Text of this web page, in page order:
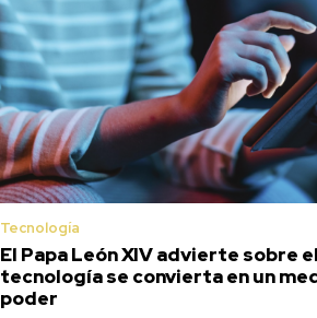
Tecnología
El Papa León XIV advierte sobre
tecnología se convierta en un
poder